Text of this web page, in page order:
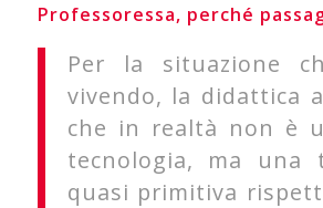
Professoressa, perché
Per la situazione
vivendo, la didattica
che in realtà non è
tecnologia, ma una
quasi primitiva